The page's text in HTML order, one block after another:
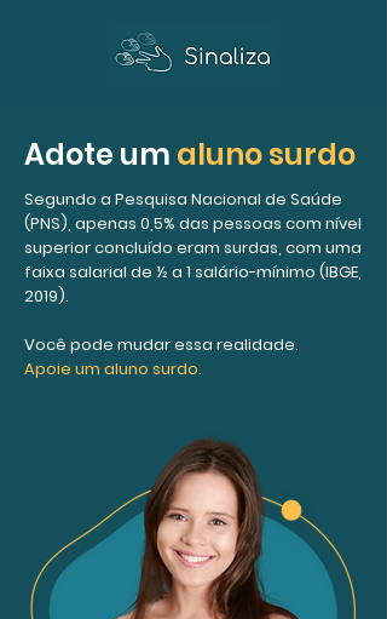
Adote um aluno surdo
Segundo a Pesquisa Nacional de Saúde
(PNS), apenas 0,5% das pessoas com nível
superior concluído eram surdas, com uma
faixa salarial de ½ a 1 salário-mínimo (IBGE,
2019).
Você pode mudar essa realidade.
Apoie um aluno surdo.